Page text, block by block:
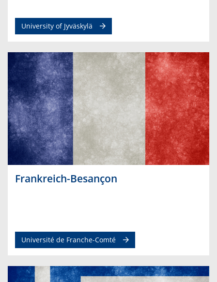
University of Jyväskylä
Frankreich-Besançon
Université de Franche-Comté